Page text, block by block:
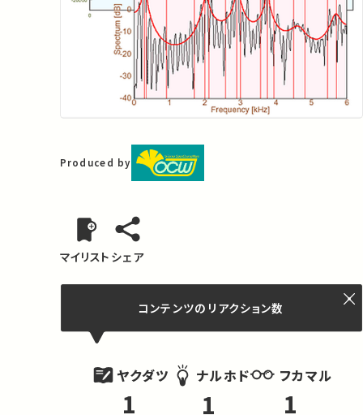
Produced by
マイリスト シェア
コンテンツの リアクション数
ヤクダツ
1
ナルホド
1
フカマル
1